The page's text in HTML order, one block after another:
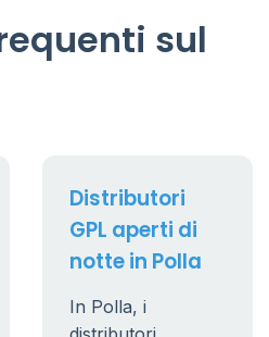
sul
Distributori
GPL aperti di
notte in Polla
In Polla, i